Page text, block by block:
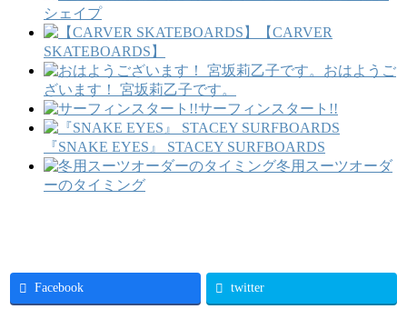
シェイプ
【CARVER
SKATEBOARDS】
おはようご
ざいます！ 宮坂莉乙子です。
サーフィンスタート!!
『SNAKE EYES』 STACEY SURFBOARDS
冬用スーツオーダ
ーのタイミング
Facebook twitter